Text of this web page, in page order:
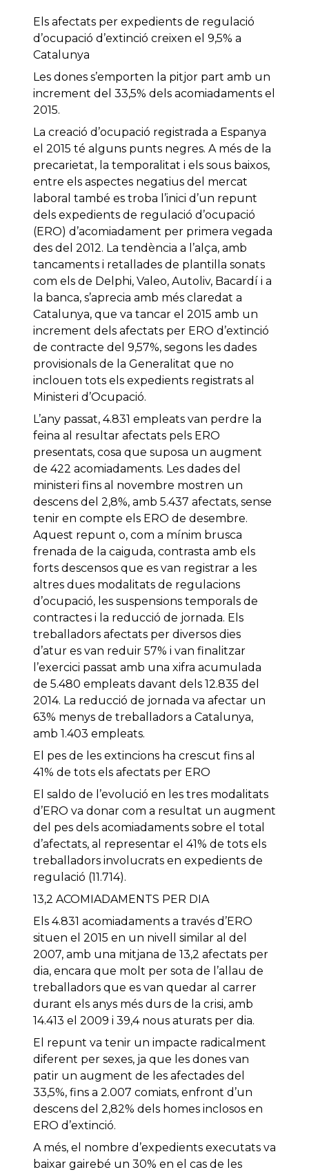
Els afectats per expedients de regulació
d’ocupació d’extinció creixen el 9,5% a
Catalunya
Les dones s’emporten la pitjor part amb un
increment del 33,5% dels acomiadaments el
2015.
La creació d’ocupació registrada a Espanya
el 2015 té alguns punts negres. A més de la
precarietat, la temporalitat i els sous baixos,
entre els aspectes negatius del mercat
laboral també es troba l’inici d’un repunt
dels expedients de regulació d’ocupació
(ERO) d’acomiadament per primera vegada
des del 2012. La tendència a l’alça, amb
tancaments i retallades de plantilla sonats
com els de Delphi, Valeo, Autoliv, Bacardí i a
la banca, s’aprecia amb més claredat a
Catalunya, que va tancar el 2015 amb un
increment dels afectats per ERO d’extinció
de contracte del 9,57%, segons les dades
provisionals de la Generalitat que no
inclouen tots els expedients registrats al
Ministeri d’Ocupació.
L’any passat, 4.831 empleats van perdre la
feina al resultar afectats pels ERO
presentats, cosa que suposa un augment
de 422 acomiadaments. Les dades del
ministeri fins al novembre mostren un
descens del 2,8%, amb 5.437 afectats, sense
tenir en compte els ERO de desembre.
Aquest repunt o, com a mínim brusca
frenada de la caiguda, contrasta amb els
forts descensos que es van registrar a les
altres dues modalitats de regulacions
d’ocupació, les suspensions temporals de
contractes i la reducció de jornada. Els
treballadors afectats per diversos dies
d’atur es van reduir 57% i van finalitzar
l’exercici passat amb una xifra acumulada
de 5.480 empleats davant dels 12.835 del
2014. La reducció de jornada va afectar un
63% menys de treballadors a Catalunya,
amb 1.403 empleats.
El pes de les extincions ha crescut fins al
41% de tots els afectats per ERO
El saldo de l’evolució en les tres modalitats
d’ERO va donar com a resultat un augment
del pes dels acomiadaments sobre el total
d’afectats, al representar el 41% de tots els
treballadors involucrats en expedients de
regulació (11.714).
13,2 ACOMIADAMENTS PER DIA
Els 4.831 acomiadaments a través d’ERO
situen el 2015 en un nivell similar al del
2007, amb una mitjana de 13,2 afectats per
dia, encara que molt per sota de l’allau de
treballadors que es van quedar al carrer
durant els anys més durs de la crisi, amb
14.413 el 2009 i 39,4 nous aturats per dia.
El repunt va tenir un impacte radicalment
diferent per sexes, ja que les dones van
patir un augment de les afectades del
33,5%, fins a 2.007 comiats, enfront d’un
descens del 2,82% dels homes inclosos en
ERO d’extinció.
A més, el nombre d’expedients executats va
baixar gairebé un 30% en el cas de les